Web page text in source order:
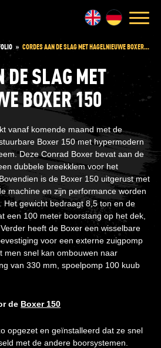
» CORDES AAN DE SLAG MET HAGELNIEUWE BOXER...
DE SLAG MET
BOXER 150
vanaf komende maand met de
Boxer 150 met hypermodern
Deze Conrad Boxer bevat aan de
dubbele breekklem voor het
is de Boxer 150 uitgerust met
machine en zijn performance worden
Het gewicht bedraagt 8,5 ton en de
een 100 meter boorstang op het dek,
heeft de Boxer een wisselbare
voor een externe zuigpomp
men snel kan ombouwen naar
van 330 mm, spoelpomp 100 kuub
de Boxer 150
opgezet en geïnstalleerd dat ze snel
met de andere boorsystemen.